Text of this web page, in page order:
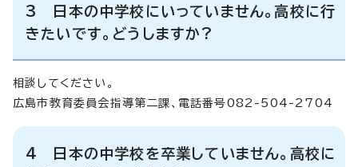
3 日本の中学校にいっていません。高校に行
きたいです。どうしますか?
相談してください。
広島市教育委員会指導第二課、電話番号082-504-2704
4 日本の中学校を卒業していません。高校に